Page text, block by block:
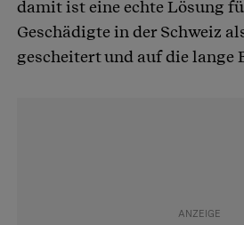
damit ist eine echte Lösung
Geschädigte in der Schweiz
gescheitert und auf die lange